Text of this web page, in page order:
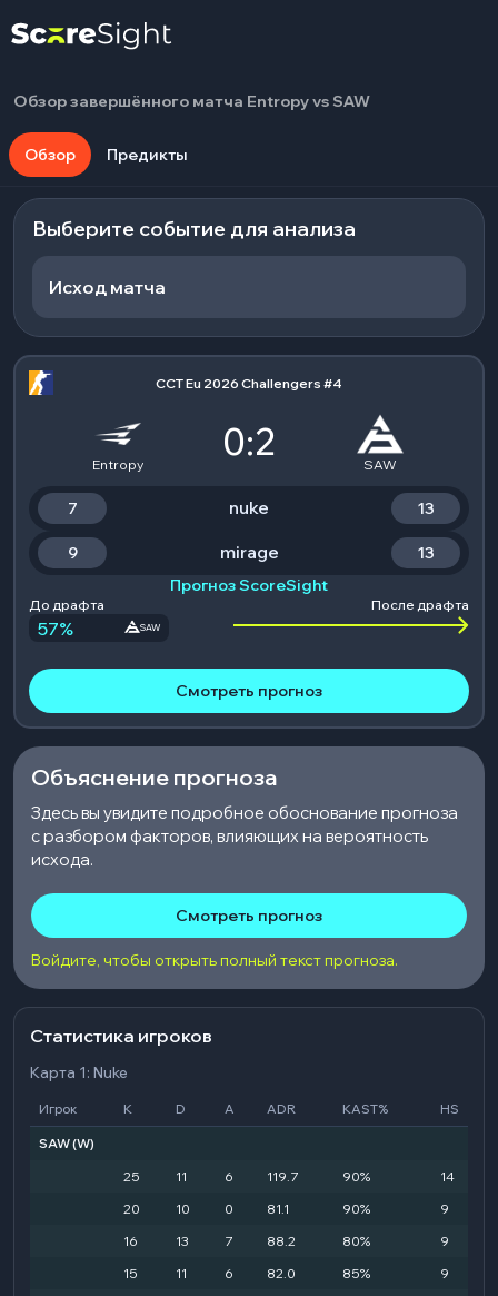
Обзор завершённого матча Entropy vs SAW
Обзор Предикты
Выберите событие для анализа
Исход матча
CCT Eu 2026 Challengers #4
Entropy
0:2
SAW
7 nuke 13
9 mirage
13
Прогноз ScoreSight
До драфта После драфта
57% SAW
Смотреть прогноз
Объяснение прогноза
Здесь вы увидите подробное обоснование прогноза
с разбором факторов, влияющих на вероятность
исхода.
Смотреть прогноз
Войдите, чтобы открыть полный текст прогноза.
Статистика игроков
Карта 1: Nuke
Игрок K D A ADR KAST% HS
SAW(W)
25
11 6 119.7 90% 14
20
10 0 81.1 90% 9
16
13 7 88.2 80% 9
15
11 6 82.0 85% 9